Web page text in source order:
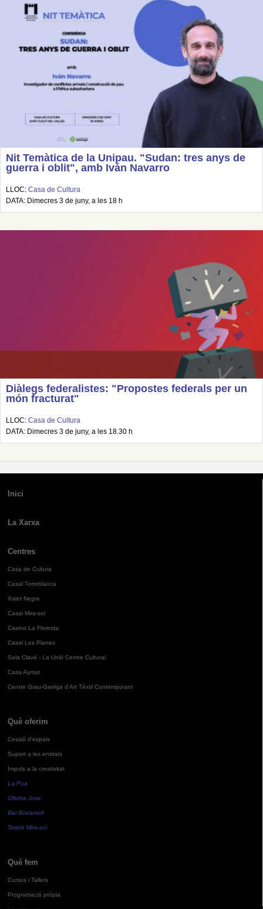
Nit Temàtica de la Unipau. "Sudan: tres anys de
guerra i oblit", amb Iván Navarro
LLOC: Casa de Cultura
DATA: Dimecres 3 de juny, a les 18 h
Diàlegs federalistes: "Propostes federals per un
món fracturat"
LLOC: Casa de Cultura
DATA: Dimecres 3 de juny, a les 18.30 h
Inici
La Xarxa
Centres
Casa de Cultura
Casal Torreblanca
Xalet Negre
Casal Mira-sol
Casino La Floresta
Casal Les Planes
Sala Clavé - La Unió Centre Cultural
Casa Aymat
Centre Grau-Garriga d'Art Tèxtil Contemporani
Què oferim
Cessió d'espais
Suport a les entitats
Impuls a la creativitat
La Pua
Oficina Jove
Bar Bocamoll
Teatre Mira-sol
Què fem
Cursos i Tallers
Programació pròpia